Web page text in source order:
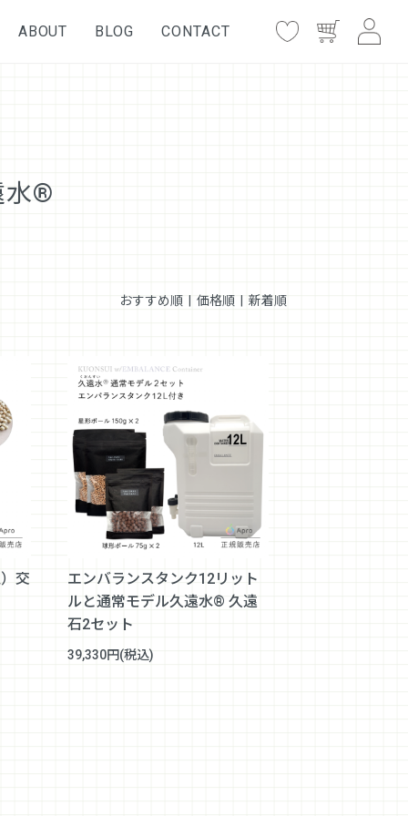
ABOUT BLOG CONTACT
水®︎
おすすめ順 | 価格順 新着順
交
エンバランスタンク12リット
ルと通常モデル久遠水® 久遠
石2セット
39,330円(税込)